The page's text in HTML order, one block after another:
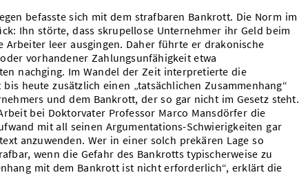
befasste sich mit dem strafbaren Bankrott. Die Norm im
Ihn störte, dass skrupellose Unternehmer ihr Geld beim
Arbeiter leer ausgingen. Daher führte er drakonische
vorhandener Zahlungsunfähigkeit etwa
nachging. Im Wandel der Zeit interpretierte die
heute zusätzlich einen „tatsächlichen Zusammenhang“
und dem Bankrott, der so gar nicht im Gesetz steht.
bei Doktorvater Professor Marco Mansdörfer die
mit all seinen Argumentations-Schwierigkeiten gar
anzuwenden. Wer in einer solch prekären Lage so
wenn die Gefahr des Bankrotts typischerweise zu
mit dem Bankrott ist nicht erforderlich“, erklärt die